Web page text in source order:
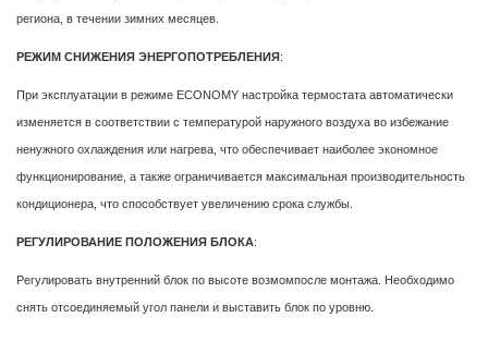
региона, в течении зимних месяцев.
РЕЖИМ СНИЖЕНИЯ ЭНЕРГОПОТРЕБЛЕНИЯ :
При эксплуатации в режиме ECONOMY настройка термостата автоматически
изменяется в соответствии с температурой наружного воздуха во избежание
ненужного охлаждения или нагрева, что обеспечивает наиболее экономное
функционирование, а также ограничивается максимальная производительность
кондиционера, что способствует увеличению срока службы.
РЕГУЛИРОВАНИЕ ПОЛОЖЕНИЯ БЛОКА:
Регулировать внутренний блок по высоте возмомпосле монтажа. Необходимо
снять отсоединяемый угол панели и выставить блок по уровню.